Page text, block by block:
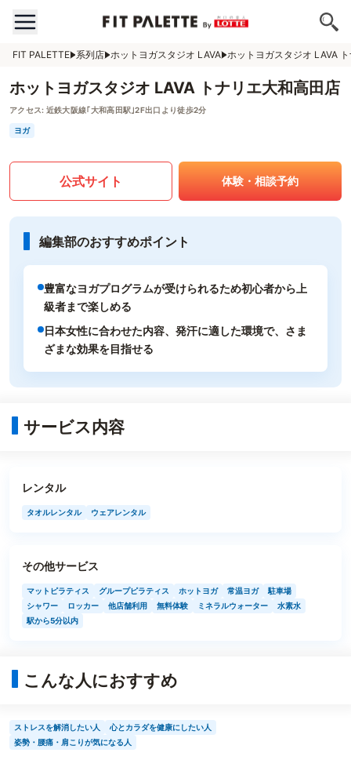
FIT PALETTE 系列店 ホットヨガスタジオ LAVA ホットヨガスタジオ LAVA
ホットヨガスタジオ LAVA トナリエ大和高田店
アクセス: 近鉄大阪線｢大和高田駅｣2F出口より徒歩2分
ヨガ
公式サイト 体験・相談予約
編集部のおすすめポイント
豊富なヨガプログラムが受けられるため初心者から上
級者まで楽しめる
日本女性に合わせた内容、発汗に適した環境で、さま
ざまな効果を目指せる
サービス内容
レンタル
タオルレンタル ウェアレンタル
その他サービス
マットピラティス グループピラティス ホットヨガ 常温ヨガ
駐車場
シャワー
ロッカー 他店舗利用 無料体験 ミネラルウォーター
水素水
駅から5分以内
こんな人におすすめ
ストレスを解消したい人
心とカラダを健康にしたい人
姿勢・腰痛・肩こりが気になる人